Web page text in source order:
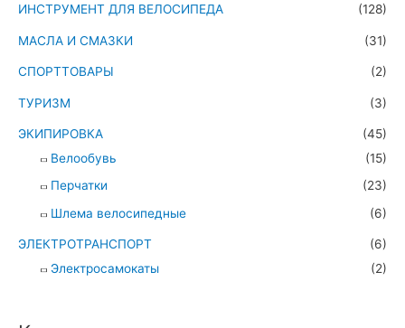
ИНСТРУМЕНТ ДЛЯ ВЕЛОСИПЕДА (128)
МАСЛА И СМАЗКИ (31)
СПОРТТОВАРЫ (2)
ТУРИЗМ (3)
ЭКИПИРОВКА
(45)
Велообувь
(15)
Перчатки
(23)
Шлема велосипедные
(6)
ЭЛЕКТРОТРАНСПОРТ
(6)
Электросамокаты
(2)